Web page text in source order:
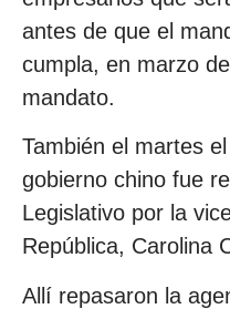
antes de que el
cumpla, en marzo
mandato.
También el martes
gobierno chino fue
Legislativo por la
República, Carolina
Allí repasaron la